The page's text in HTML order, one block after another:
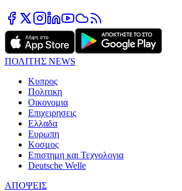
ΠΟΛΙΤΗΣ NEWS
Κυπρος
Πολιτικη
Οικονομια
Επιχειρησεις
Ελλαδα
Ευρωπη
Κοσμος
Επιστημη και Τεχνολογια
Deutsche Welle
ΑΠΟΨΕΙΣ